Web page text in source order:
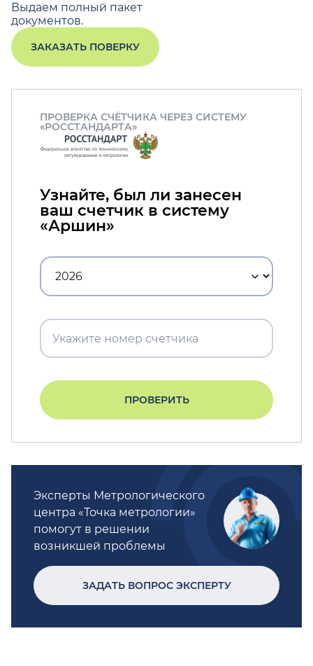
Выдаем полный пакет
документов.
ЗАКАЗАТЬ ПОВЕРКУ
ПРОВЕРКА СЧЁТЧИКА ЧЕРЕЗ СИСТЕМУ
«РОССТАНДАРТА»
Узнайте, был ли занесен
ваш счетчик в систему
«Аршин»
ПРОВЕРИТЬ
Эксперты Метрологического
центра «Точка метрологии»
помогут в решении
возникшей проблемы
ЗАДАТЬ ВОПРОС ЭКСПЕРТУ